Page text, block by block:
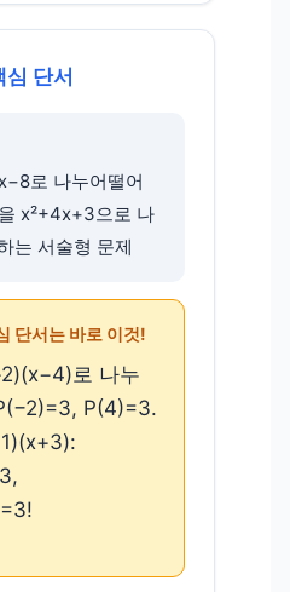
심 단서
로 나누어떨어
x²+4x+3으로 나
는 서술형 문제
단서는 바로 이것!
로 나누
P(4)=3.